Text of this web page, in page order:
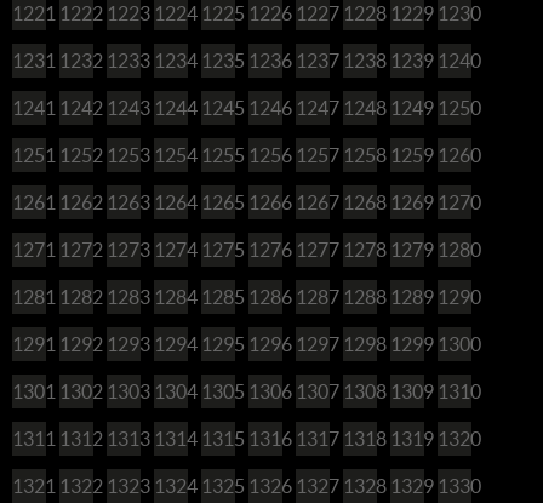
1221 1222 1223 1224 1225 1226 1227 1228 1229 1230
1231 1232 1233 1234 1235 1236 1237 1238 1239 1240
1241 1242 1243 1244 1245 1246 1247 1248 1249 1250
1251 1252 1253 1254 1255 1256 1257 1258 1259 1260
1261 1262 1263 1264 1265 1266 1267 1268 1269 1270
1271 1272 1273 1274 1275 1276 1277 1278 1279 1280
1281 1282 1283 1284 1285 1286 1287 1288 1289 1290
1291 1292 1293 1294 1295 1296 1297 1298 1299 1300
1301 1302 1303 1304 1305 1306 1307 1308 1309 1310
1311 1312 1313 1314 1315 1316 1317 1318 1319 1320
1321 1322 1323 1324 1325 1326 1327 1328 1329 1330